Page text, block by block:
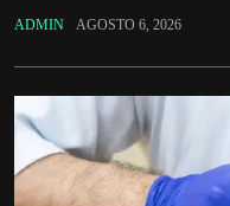
ADMIN AGOSTO 6, 2026